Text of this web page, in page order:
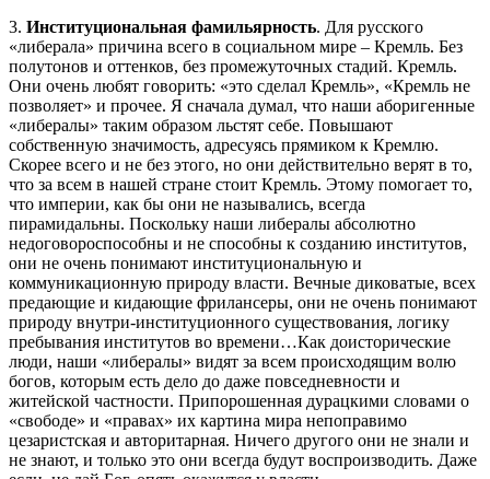
3. Институциональная фамильярность. Для русского
«либерала» причина всего в социальном мире – Кремль. Без
полутонов и оттенков, без промежуточных стадий. Кремль.
Они очень любят говорить: «это сделал Кремль», «Кремль не
позволяет» и прочее. Я сначала думал, что наши аборигенные
«либералы» таким образом льстят себе. Повышают
собственную значимость, адресуясь прямиком к Кремлю.
Скорее всего и не без этого, но они действительно верят в то,
что за всем в нашей стране стоит Кремль. Этому помогает то,
что империи, как бы они не назывались, всегда
пирамидальны. Поскольку наши либералы абсолютно
недоговороспособны и не способны к созданию институтов,
они не очень понимают институциональную и
коммуникационную природу власти. Вечные диковатые, всех
предающие и кидающие фрилансеры, они не очень понимают
природу внутри-институционного существования, логику
пребывания институтов во времени…Как доисторические
люди, наши «либералы» видят за всем происходящим волю
богов, которым есть дело до даже повседневности и
житейской частности. Припорошенная дурацкими словами о
«свободе» и «правах» их картина мира непоправимо
цезаристская и авторитарная. Ничего другого они не знали и
не знают, и только это они всегда будут воспроизводить. Даже